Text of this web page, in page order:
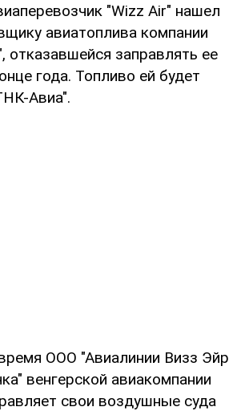
"Wizz Air" нашел
авиатоплива компании
отказавшейся заправлять ее
года. Топливо ей будет
Авиа".
ООО "Авиалинии Визз Эйр
венгерской авиакомпании
свои воздушные суда